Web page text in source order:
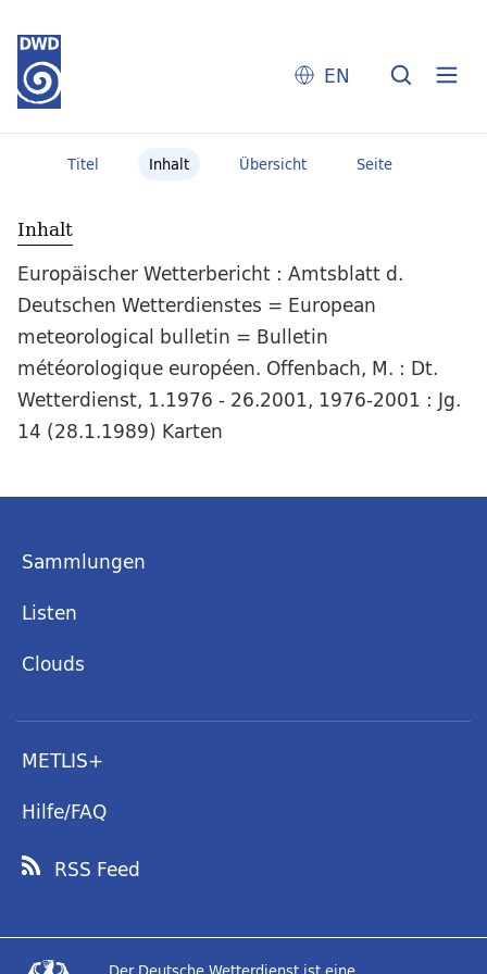
EN
Titel Inhalt Übersicht Seite
Inhalt
Europäischer Wetterbericht : Amtsblatt d.
Deutschen Wetterdienstes = European
meteorological bulletin = Bulletin
météorologique européen. Offenbach, M. : Dt.
Wetterdienst, 1.1976 - 26.2001, 1976-2001 : Jg.
14 (28.1.1989) Karten
Sammlungen
Listen
Clouds
METLIS+
Hilfe/FAQ
RSS Feed